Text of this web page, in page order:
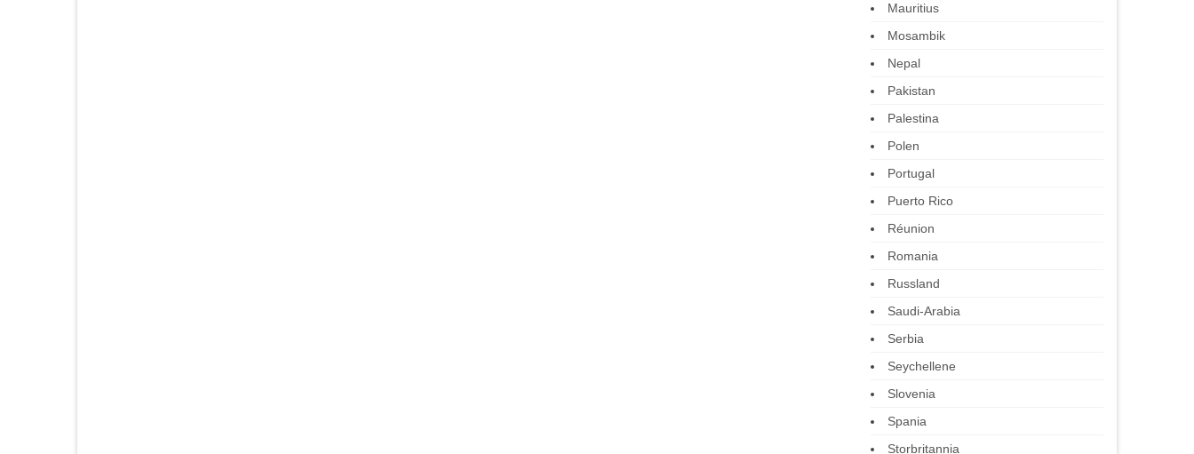
Mauritius
Mosambik
Nepal
Pakistan
Palestina
Polen
Portugal
Puerto Rico
Réunion
Romania
Russland
Saudi-Arabia
Serbia
Seychellene
Slovenia
Spania
Storbritannia